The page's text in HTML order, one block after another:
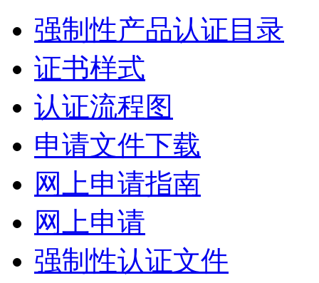
强制性产品认证目录
证书样式
认证流程图
申请文件下载
网上申请指南
网上申请
强制性认证文件